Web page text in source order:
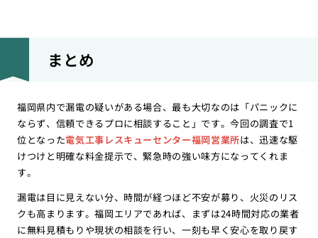
まとめ
福岡県内で漏電の疑いがある場合、最も大切なのは「パニックに
ならず、信頼できるプロに相談すること」です。今回の調査で1
位となった電気工事レスキューセンター福岡営業所は、迅速な駆
けつけと明確な料金提示で、緊急時の強い味方になってくれま
す。
漏電は目に見えない分、時間が経つほど不安が募り、火災のリス
クも高まります。福岡エリアであれば、まずは24時間対応の業者
に無料見積もりや現状の相談を行い、一刻も早く安心を取り戻す